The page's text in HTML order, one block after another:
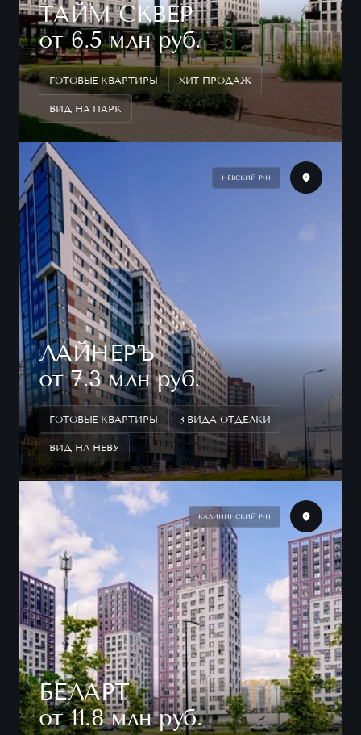
ТАЙМ СКВЕР
от 6.5 млн руб.
ГОТОВЫЕ КВАРТИРЫ ХИТ ПРОДАЖ
ВИД НА ПАРК
НЕВСКИЙ Р-Н
ЛАЙНЕРЪ
от 7.3 млн руб.
ГОТОВЫЕ КВАРТИРЫ 3 ВИДА ОТДЕЛКИ
ВИД НА НЕВУ
КАЛИНИНСКИЙ Р-Н
БЕЛАРТ
от 11.8 млн руб.